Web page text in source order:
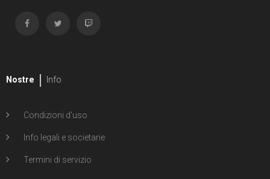
Nostre Info
Condizioni d'uso
Info legali e societarie
Termini di servizio